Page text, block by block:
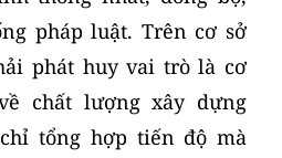
pháp luật. Trên cơ sở
phát huy vai trò là cơ
chất lượng xây dựng
tổng hợp tiến độ mà